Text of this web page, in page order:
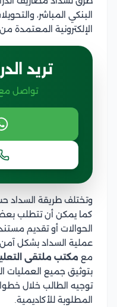
البنكي المباشر،
الإلكترونية المعتمدة من
تريد
تواصل مع
وتختلف طريقة السداد
كما يمكن أن تتطلب
الحوالات أو تقديم
عملية السداد بشكل
مع مكتب ملتقى
بتوثيق جميع العمليات
توجيه الطالب خلال
المطلوبة للأكاديمية.